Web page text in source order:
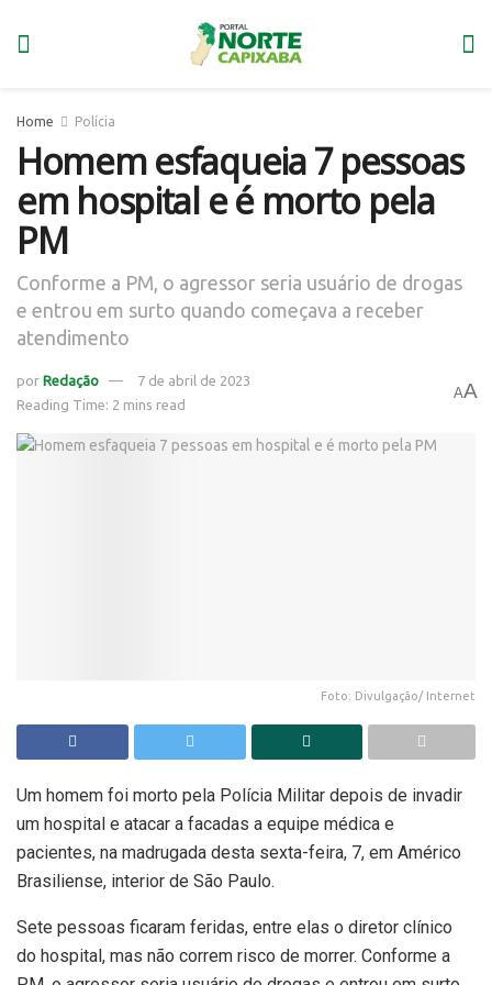
Home Polícia
Homem esfaqueia 7 pessoas
em hospital e é morto pela
PM
Conforme a PM, o agressor seria usuário de drogas
e entrou em surto quando começava a receber
atendimento
por Redação
7 de abril de 2023
Reading Time: 2 mins read
AA
Foto: Divulgação/ Internet
Um homem foi morto pela Polícia Militar depois de invadir
um hospital e atacar a facadas a equipe médica e
pacientes, na madrugada desta sexta-feira, 7, em Américo
Brasiliense, interior de São Paulo.
Sete pessoas ficaram feridas, entre elas o diretor clínico
do hospital, mas não correm risco de morrer. Conforme a